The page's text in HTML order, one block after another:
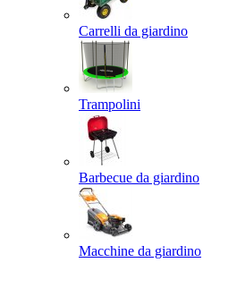
Carrelli da giardino
Trampolini
Barbecue da giardino
Macchine da giardino